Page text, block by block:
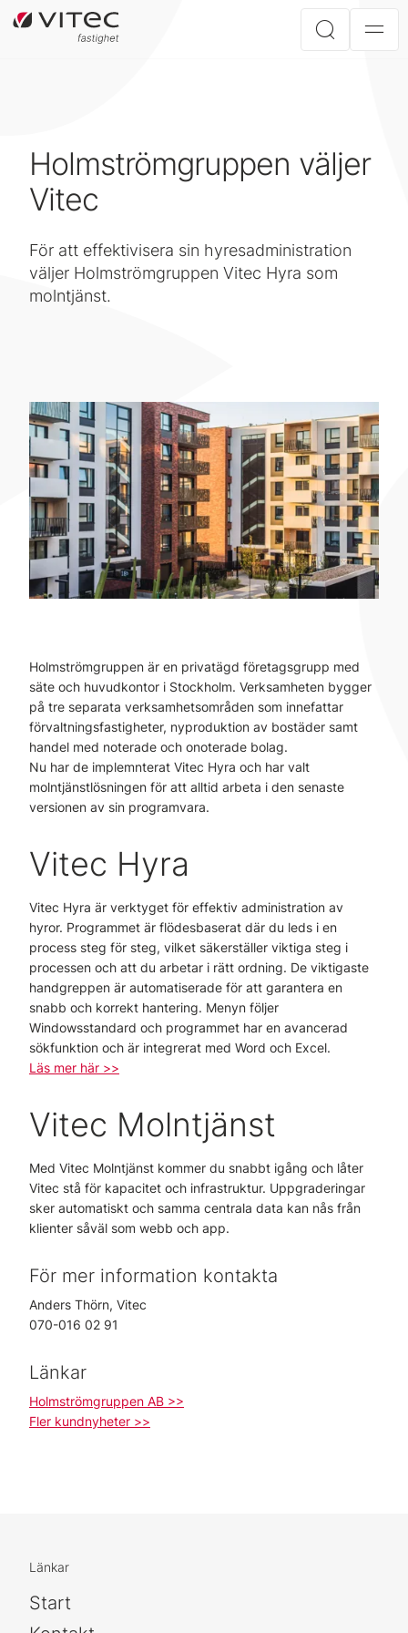
Holmströmgruppen väljer
Vitec
För att effektivisera sin hyresadministration
väljer Holmströmgruppen Vitec Hyra som
molntjänst.
Holmströmgruppen är en privatägd företagsgrupp med
säte och huvudkontor i Stockholm. Verksamheten bygger
på tre separata verksamhetsområden som innefattar
förvaltningsfastigheter, nyproduktion av bostäder samt
handel med noterade och onoterade bolag.
Nu har de implemnterat Vitec Hyra och har valt
molntjänstlösningen för att alltid arbeta i den senaste
versionen av sin programvara.
Vitec Hyra
Vitec Hyra är verktyget för effektiv administration av
hyror. Programmet är flödesbaserat där du leds i en
process steg för steg, vilket säkerställer viktiga steg i
processen och att du arbetar i rätt ordning. De viktigaste
handgreppen är automatiserade för att garantera en
snabb och korrekt hantering. Menyn följer
Windowsstandard och programmet har en avancerad
sökfunktion och är integrerat med Word och Excel.
Läs mer här >>
Vitec Molntjänst
Med Vitec Molntjänst kommer du snabbt igång och låter
Vitec stå för kapacitet och infrastruktur. Uppgraderingar
sker automatiskt och samma centrala data kan nås från
klienter såväl som webb och app.
För mer information kontakta
Anders Thörn, Vitec
070-016 02 91
Länkar
Holmströmgruppen AB >>
Fler kundnyheter >>
Länkar
Start